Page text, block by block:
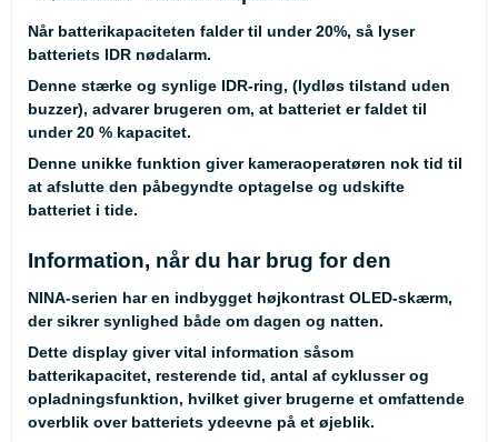
Når batterikapaciteten falder til under 20%, så lyser
batteriets IDR nødalarm.
Denne stærke og synlige IDR-ring, (lydløs tilstand uden
buzzer), advarer brugeren om, at batteriet er faldet til
under 20 % kapacitet.
Denne unikke funktion giver kameraoperatøren nok tid til
at afslutte den påbegyndte optagelse og udskifte
batteriet i tide.
Information, når du har brug for den
NINA-serien har en indbygget højkontrast OLED-skærm,
der sikrer synlighed både om dagen og natten.
Dette display giver vital information såsom
batterikapacitet, resterende tid, antal af cyklusser og
opladningsfunktion, hvilket giver brugerne et omfattende
overblik over batteriets ydeevne på et øjeblik.